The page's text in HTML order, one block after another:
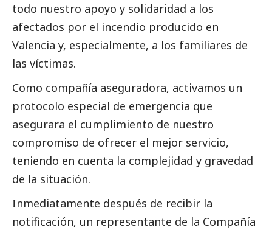
todo nuestro apoyo y solidaridad a los
afectados por el incendio producido en
Valencia y, especialmente, a los familiares de
las víctimas.
Como compañía aseguradora, activamos un
protocolo especial de emergencia que
asegurara el cumplimiento de nuestro
compromiso de ofrecer el mejor servicio,
teniendo en cuenta la complejidad y gravedad
de la situación.
Inmediatamente después de recibir la
notificación, un representante de la Compañía